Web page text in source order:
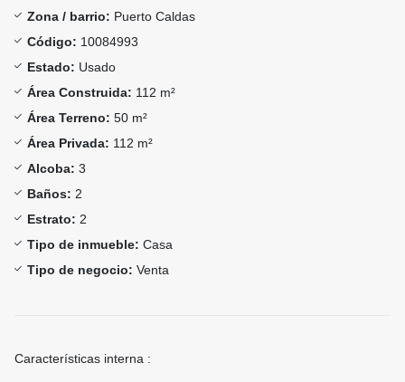
Zona / barrio: Puerto Caldas
Código: 10084993
Estado: Usado
Área Construida: 112 m²
Área Terreno: 50 m²
Área Privada: 112 m²
Alcoba: 3
Baños: 2
Estrato: 2
Tipo de inmueble: Casa
Tipo de negocio: Venta
Características interna :